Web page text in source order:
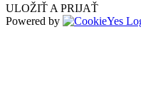
ULOŽIŤ A PRIJAŤ
Powered by